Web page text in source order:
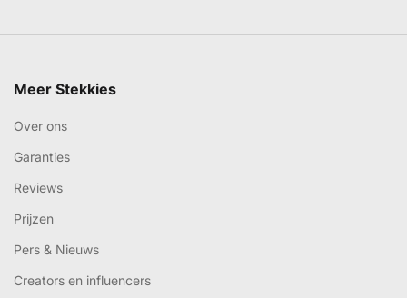
Meer Stekkies
Over ons
Garanties
Reviews
Prijzen
Pers & Nieuws
Creators en influencers